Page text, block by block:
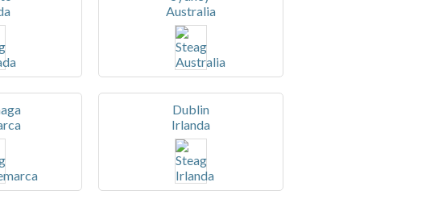
Australia
Dublin
Irlanda